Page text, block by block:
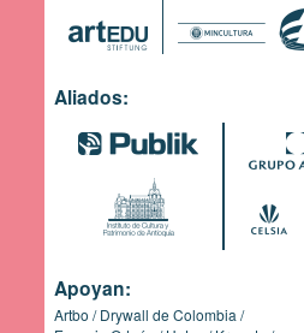
Aliados:
Apoyan:
Artbo
Drywall de Colombia